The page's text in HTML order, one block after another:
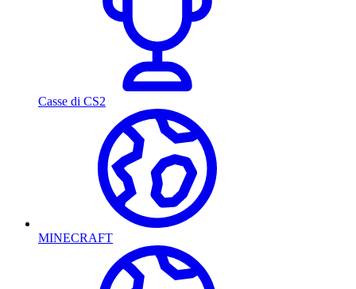
Casse di CS2
MINECRAFT